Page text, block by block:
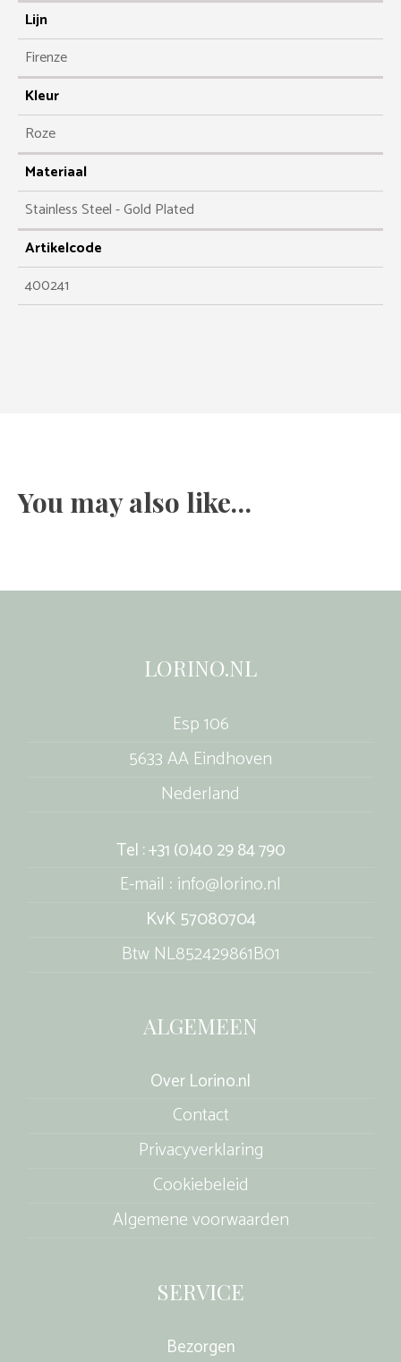
Lijn
Firenze
Kleur
Roze
Materiaal
Stainless Steel - Gold Plated
Artikelcode
400241
You may also like…
LORINO.NL
Esp 106
5633 AA Eindhoven
Nederland
Tel : +31 (0)40 29 84 790
E-mail : info@lorino.nl
KvK 57080704
Btw NL852429861B01
ALGEMEEN
Over Lorino.nl
Contact
Privacyverklaring
Cookiebeleid
Algemene voorwaarden
SERVICE
Bezorgen